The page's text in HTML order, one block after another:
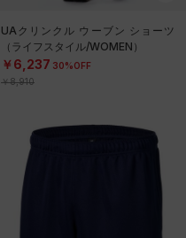
UAクリンクル ウーブン ショーツ
（ライフスタイル/WOMEN）
￥6,237 30%OFF
￥8,910